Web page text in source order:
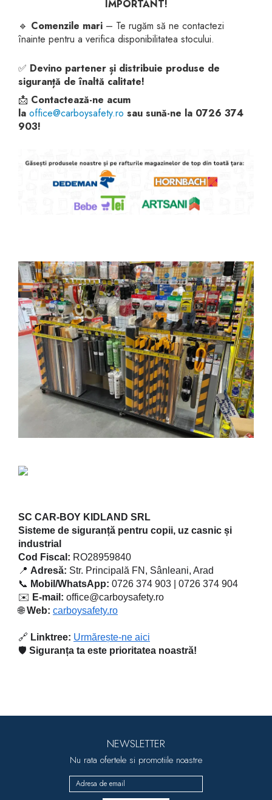
IMPORTANT!
🔹 Comenzile mari – Te rugăm să ne contactezi
înainte pentru a verifica disponibilitatea stocului.
✅ Devino partener și distribuie produse de
siguranță de înaltă calitate!
📩 Contactează-ne acum
la office@carboysafety.ro sau sună-ne la 0726 374
903!
SC CAR-BOY KIDLAND SRL
Sisteme de siguranță pentru copii, uz casnic și
industrial
Cod Fiscal: RO28959840
📍 Adresă: Str. Principală FN, Sânleani, Arad
📞 Mobil/WhatsApp: 0726 374 903 | 0726 374 904
✉️ E-mail: office@carboysafety.ro
🌐Web: carboysafety.ro
🔗 Linktree: Urmărește-ne aici
🛡️ Siguranța ta este prioritatea noastră!
NEWSLETTER
Nu rata ofertele si promotiile noastre